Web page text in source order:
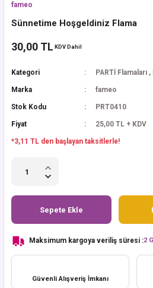
fameo
Sünnetime Hoşgeldiniz Flama
30,00 TL KDV Dahil
Kategori PARTİ Flamaları ,
Marka fameo
Stok Kodu PRT0410
Fiyat 25,00 TL + KDV
*3,11 TL den başlayan taksitlerle!
Sepete Ekle
Maksimum kargoya veriliş süresi :2
Güvenli Alışveriş İmkanı